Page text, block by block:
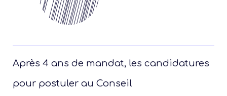
Après 4 ans de mandat, les candidatures
pour postuler au Conseil